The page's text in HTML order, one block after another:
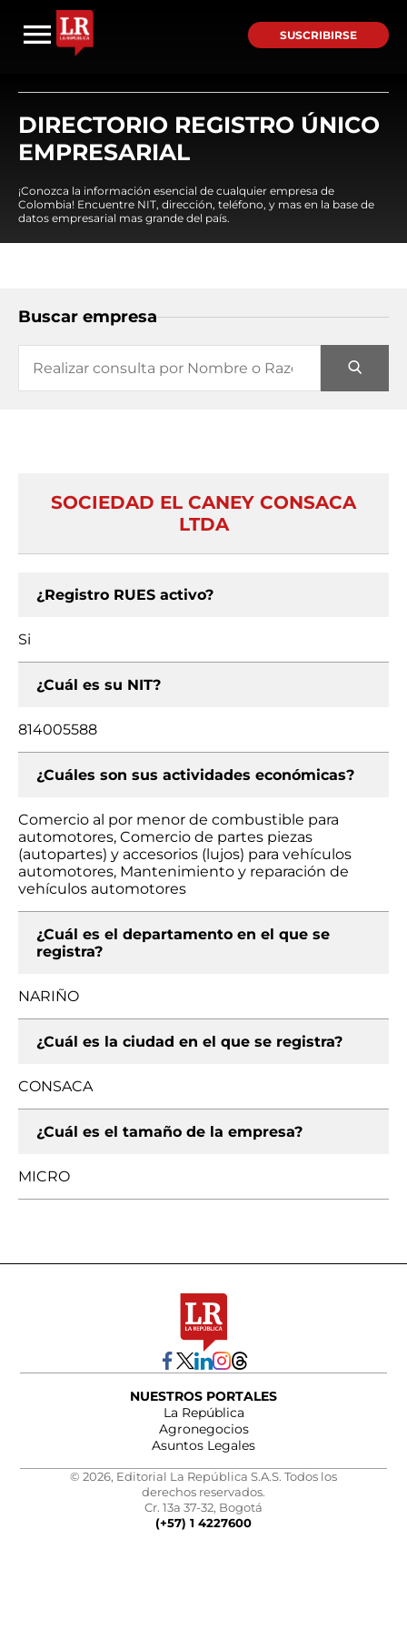
SUSCRIBIRSE
DIRECTORIO REGISTRO ÚNICO
EMPRESARIAL
¡Conozca la información esencial de cualquier empresa de
Colombia! Encuentre NIT, dirección, teléfono, y mas en la base de
datos empresarial mas grande del país.
Buscar empresa
SOCIEDAD EL CANEY CONSACA
LTDA
¿Registro RUES activo?
Si
¿Cuál es su NIT?
814005588
¿Cuáles son sus actividades económicas?
Comercio al por menor de combustible para
automotores, Comercio de partes piezas
(autopartes) y accesorios (lujos) para vehículos
automotores, Mantenimiento y reparación de
vehículos automotores
¿Cuál es el departamento en el que se
registra?
NARIÑO
¿Cuál es la ciudad en el que se registra?
CONSACA
¿Cuál es el tamaño de la empresa?
MICRO
NUESTROS PORTALES
La República
Agronegocios
Asuntos Legales
© 2026, Editorial La República S.A.S. Todos los
derechos reservados.
Cr. 13a 37-32, Bogotá
(+57) 1 4227600